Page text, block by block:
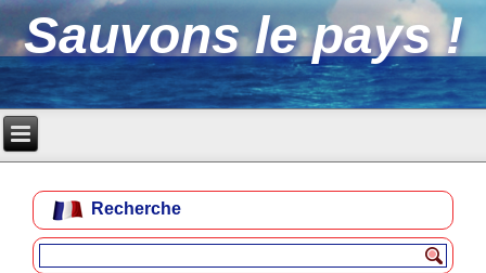
Sauvons le pays !
Recherche